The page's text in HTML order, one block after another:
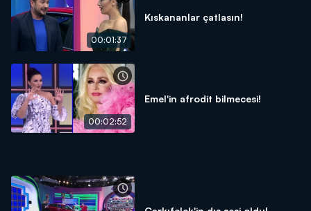
00:01:37
Kıskananlar çatlasın!
00:02:52
Emel'in afrodit bilmecesi!